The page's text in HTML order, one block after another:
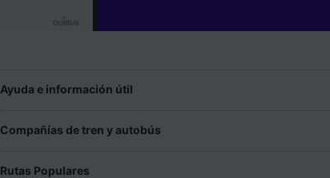
Ayuda e información útil
Compañías de tren y autobús
Rutas Populares